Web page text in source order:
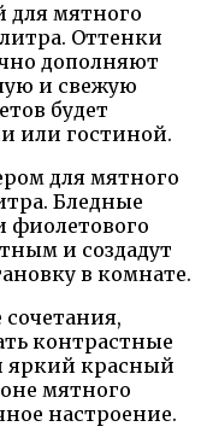
для мятного
Оттенки
дополняют
и свежую
будет
или гостиной.
для мятного
Бледные
фиолетового
и создадут
в комнате.
контрастные
яркий красный
мятного
настроение.